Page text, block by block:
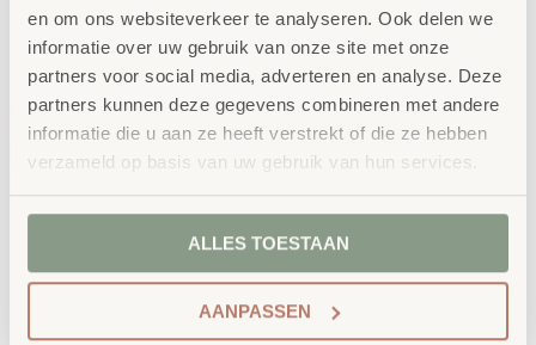
en om ons websiteverkeer te analyseren. Ook delen we
informatie over uw gebruik van onze site met onze
partners voor social media, adverteren en analyse. Deze
partners kunnen deze gegevens combineren met andere
informatie die u aan ze heeft verstrekt of die ze hebben
verzameld op basis van uw gebruik van hun services.
ALLES TOESTAAN
AANPASSEN
(100/St.)
€4,99
€6,04incl. BTW
Schoolbord krijtjes rond x 100 stuks in doosje.
IN WINKELWAGEN